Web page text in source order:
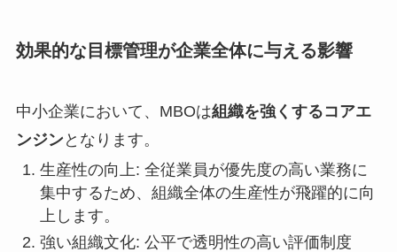
効果的な目標管理が企業全体に与える影響
中小企業において、MBOは組織を強くするコアエ
ンジンとなります。
生産性の向上: 全従業員が優先度の高い業務に
集中するため、組織全体の生産性が飛躍的に向
上します。
強い組織文化: 公平で透明性の高い評価制度